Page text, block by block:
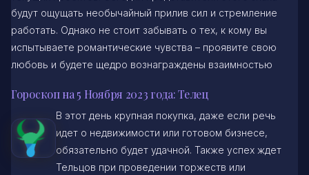
будут ощущать необычайный прилив сил и стремление
работать. Однако не стоит забывать о тех, к кому вы
испытываете романтические чувства – проявите свою
любовь и будете щедро вознаграждены взаимностью
Гороскоп на 5 Ноября 2023 года: Телец
В этот день крупная покупка, даже если речь
идет о недвижимости или готовом бизнесе,
обязательно будет удачной. Также успех ждет
Тельцов при проведении торжеств или